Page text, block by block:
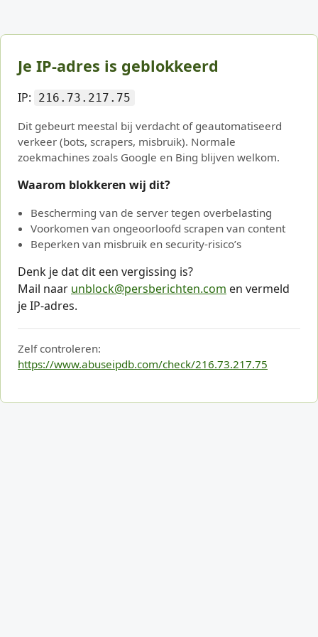
Je IP-adres is geblokkeerd
IP: 216.73.217.75
Dit gebeurt meestal bij verdacht of geautomatiseerd
verkeer (bots, scrapers, misbruik). Normale
zoekmachines zoals Google en Bing blijven welkom.
Waarom blokkeren wij dit?
Bescherming van de server tegen overbelasting
Voorkomen van ongeoorloofd scrapen van content
Beperken van misbruik en security-risico’s
Denk je dat dit een vergissing is?
Mail naar unblock@persberichten.com en vermeld
je IP-adres.
Zelf controleren:
https://www.abuseipdb.com/check/216.73.217.75